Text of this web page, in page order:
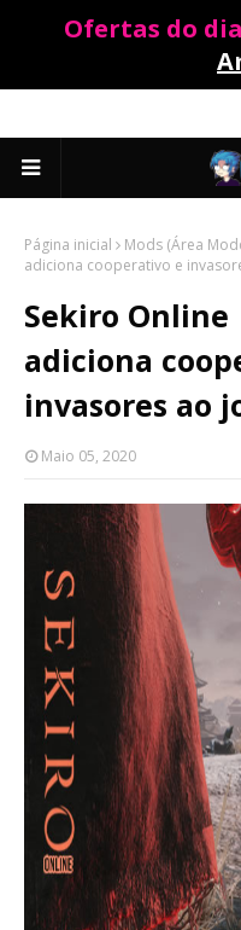
Ofertas do
Página inicial Mods (Área
adiciona cooperativo e
Sekiro
adiciona
invasores ao
Maio 05, 2020